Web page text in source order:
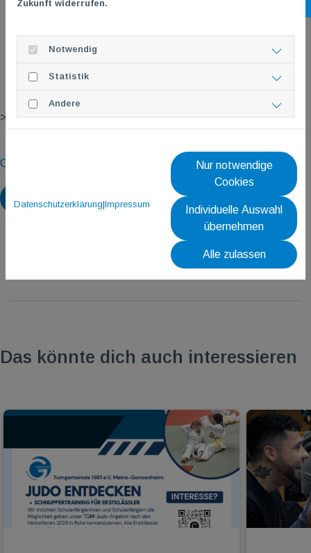
Werbevideo
> Bitte Bild anklicken!
Online Kursanmeldung
Das könnte dich auch interessieren
Zukunft widerrufen.
Notwendig
Statistik
Andere
Datenschutzerklärung|Impressum
Nur notwendige
Cookies
Individuelle Auswahl
übernehmen
Alle zulassen